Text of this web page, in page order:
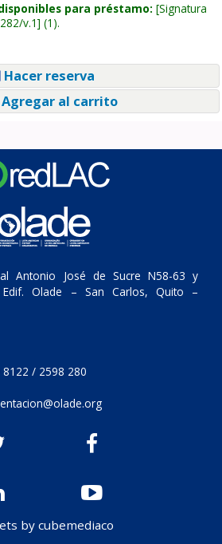
para préstamo: Signatura
v.1 (1).
Hacer reserva
al carrito
Antonio José de Sucre N58-63 y
Edif. Olade – San Carlos, Quito –
/ 2598 280
by cubemediaco